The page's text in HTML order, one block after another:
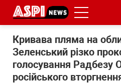
Кривава пляма на
Зеленський різко
голосування
російського